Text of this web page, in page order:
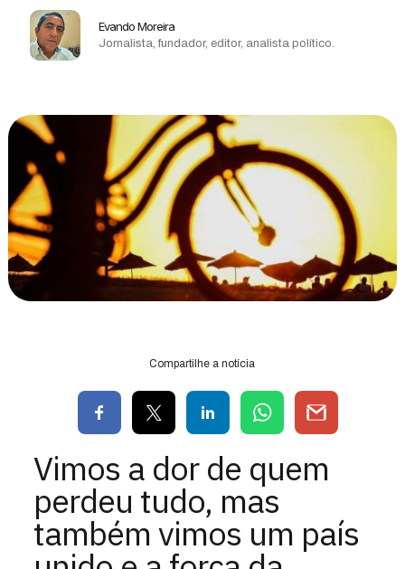
Evando Moreira
Jornalista, fundador, editor, analista político.
Compartilhe a notícia
Vimos a dor de quem
perdeu tudo, mas
também vimos um país